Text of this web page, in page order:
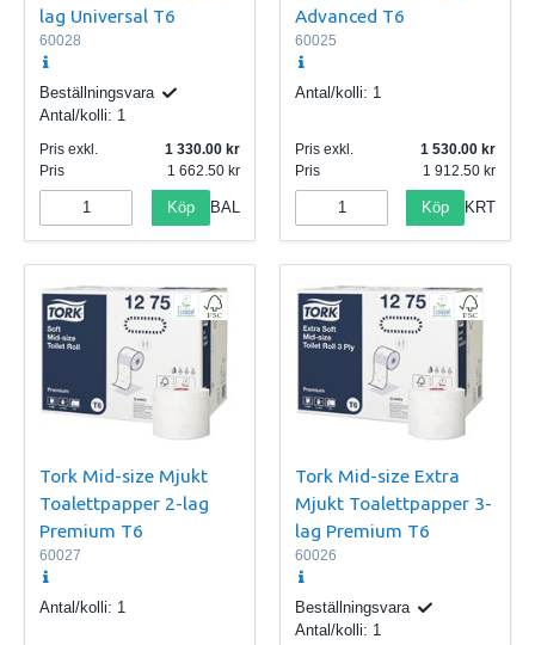
lag Universal T6
60028
Beställningsvara
Antal/kolli: 1
Pris exkl.
1 330.00
Pris
1 662.50
Köp BAL
Advanced T6
60025
Antal/kolli: 1
Pris exkl.
1 530.00
Pris
1 912.50
Köp KRT
Tork Mid-size Mjukt
Toalettpapper 2-lag
Premium T6
60027
Antal/kolli: 1
Tork Mid-size Extra
Mjukt Toalettpapper 3-
lag Premium T6
60026
Beställningsvara
Antal/kolli: 1